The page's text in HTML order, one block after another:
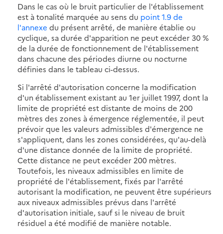
Dans le cas où le bruit particulier de l'établissement
est à tonalité marquée au sens du point 1.9 de
l'annexe du présent arrêté, de manière établie ou
cyclique, sa durée d'apparition ne peut excéder 30 %
de la durée de fonctionnement de l'établissement
dans chacune des périodes diurne ou nocturne
définies dans le tableau ci-dessus.
Si l'arrêté d'autorisation concerne la modification
d'un établissement existant au 1er juillet 1997, dont la
limite de propriété est distante de moins de 200
mètres des zones à émergence réglementée, il peut
prévoir que les valeurs admissibles d'émergence ne
s'appliquent, dans les zones considérées, qu'au-delà
d'une distance donnée de la limite de propriété.
Cette distance ne peut excéder 200 mètres.
Toutefois, les niveaux admissibles en limite de
propriété de l'établissement, fixés par l'arrêté
autorisant la modification, ne peuvent être supérieurs
aux niveaux admissibles prévus dans l'arrêté
d'autorisation initiale, sauf si le niveau de bruit
résiduel a été modifié de manière notable.